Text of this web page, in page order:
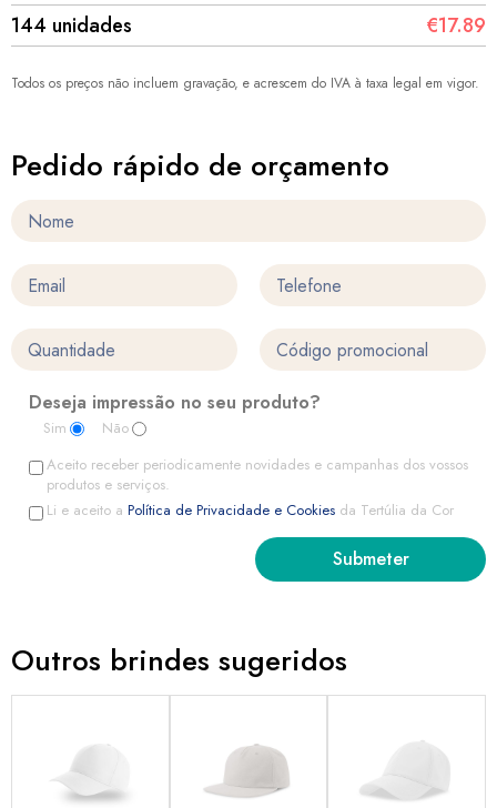
144 unidades
€17.89
Todos os preços não incluem gravação, e acrescem do IVA à taxa legal em vigor.
Pedido rápido de orçamento
Deseja impressão no seu produto?
Sim
Não
Aceito receber periodicamente novidades e campanhas dos vossos
produtos e serviços.
Li e aceito a Política de Privacidade e Cookies da Tertúlia da Cor
Outros brindes sugeridos